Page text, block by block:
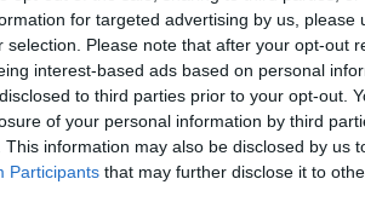
for targeted advertising by us, please
selection. Please note that after your opt-out
interest-based ads based on personal
to third parties prior to your opt-out.
of your personal information by third
This information may also be disclosed by us
Participants that may further disclose it to
25
MΕΡΊΔΕΣ